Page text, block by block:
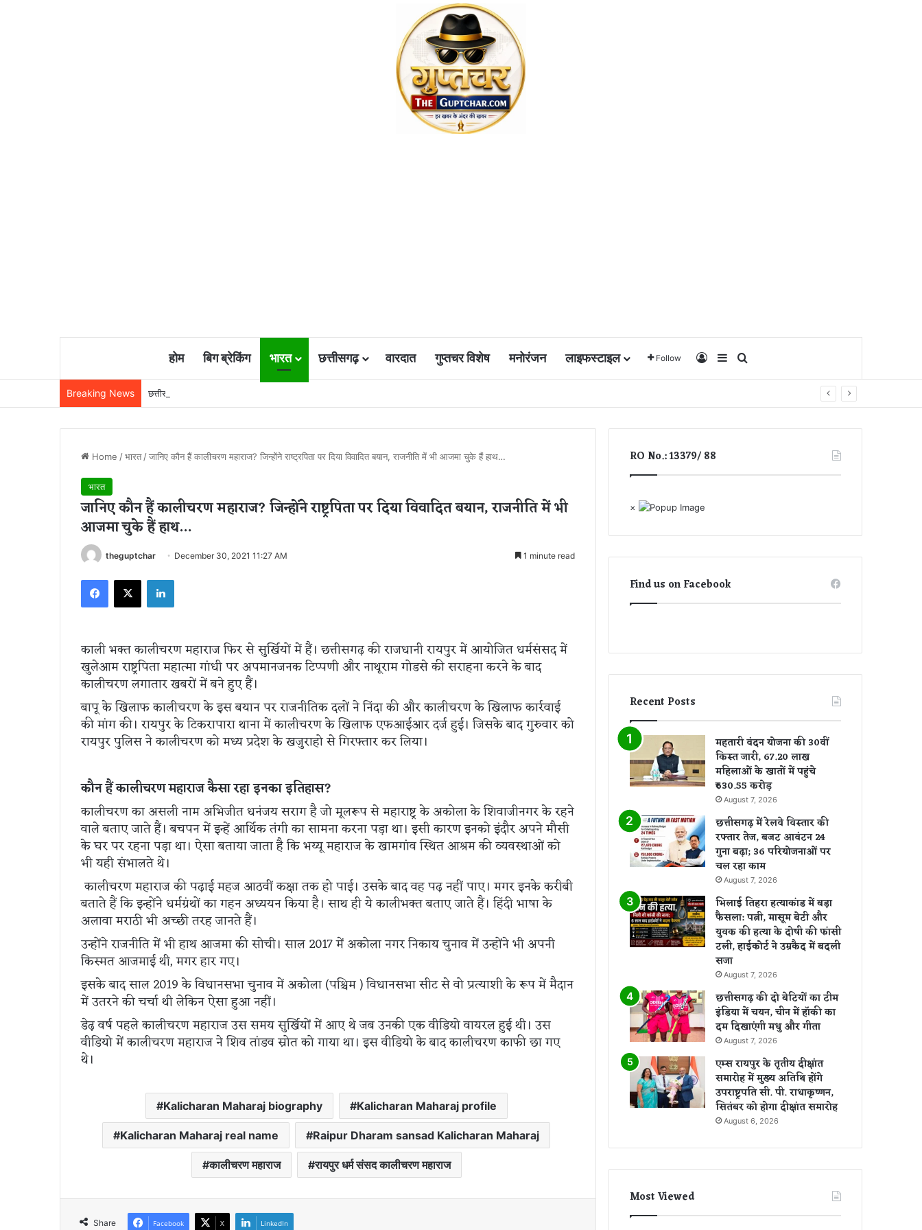
होम बिग ब्रेकिंग भारत छत्तीसगढ़ वारदात गुप्तचर विशेष मनोरंजन लाइफस्टाइल Follow Log InSidebar
Breaking News छत्तीसगढ़ में रेलवे विस्तार की रफ्तार तेज, बजट आवंटन 24 गुना बढ़ा; 36 परियोजनाओं पर चल रहा काम
Home /भारत /जानिए कौन हैं कालीचरण महाराज? जिन्होंने राष्ट्रपिता पर दिया विवादित बयान, राजनीति में भी आजमा चुके हैं हाथ…
भारत
जानिए कौन हैं कालीचरण महाराज? जिन्होंने राष्ट्रपिता पर दिया विवादित बयान, राजनीति में भी
आजमा चुके हैं हाथ…
theguptchar December 30, 2021 11:27 AM 1 minute read
काली भक्त कालीचरण महाराज फिर से सुर्खियों में हैं। छत्तीसगढ़ की राजधानी रायपुर में आयोजित धर्मसंसद में
खुलेआम राष्ट्रपिता महात्मा गांधी पर अपमानजनक टिप्पणी और नाथूराम गोडसे की सराहना करने के बाद
कालीचरण लगातार खबरों में बने हुए हैं।
बापू के खिलाफ कालीचरण के इस बयान पर राजनीतिक दलों ने निंदा की और कालीचरण के खिलाफ कार्रवाई
की मांग की। रायपुर के टिकरापारा थाना में कालीचरण के खिलाफ एफआईआर दर्ज हुई। जिसके बाद गुरुवार को
रायपुर पुलिस ने कालीचरण को मध्य प्रदेश के खजुराहो से गिरफ्तार कर लिया।
कौन हैं कालीचरण महाराज कैसा रहा इनका इतिहास?
कालीचरण का असली नाम अभिजीत धनंजय सराग है जो मूलरूप से महाराष्ट्र के अकोला के शिवाजीनगर के रहने
वाले बताए जाते हैं। बचपन में इन्हें आर्थिक तंगी का सामना करना पड़ा था। इसी कारण इनको इंदौर अपने मौसी
के घर पर रहना पड़ा था। ऐसा बताया जाता है कि भय्यू महाराज के खामगांव स्थित आश्रम की व्यवस्थाओं को
भी यही संभालते थे।
कालीचरण महाराज की पढ़ाई महज आठवीं कक्षा तक हो पाई। उसके बाद वह पढ़ नहीं पाए। मगर इनके करीबी
बताते हैं कि इन्होंने धर्मग्रंथों का गहन अध्ययन किया है। साथ ही ये कालीभक्त बताए जाते हैं। हिंदी भाषा के
अलावा मराठी भी अच्छी तरह जानते हैं।
उन्होंने राजनीति में भी हाथ आजमा की सोची। साल 2017 में अकोला नगर निकाय चुनाव में उन्होंने भी अपनी
किस्मत आजमाई थी, मगर हार गए।
इसके बाद साल 2019 के विधानसभा चुनाव में अकोला (पश्चिम ) विधानसभा सीट से वो प्रत्याशी के रूप में मैदान
में उतरने की चर्चा थी लेकिन ऐसा हुआ नहीं।
डेढ़ वर्ष पहले कालीचरण महाराज उस समय सुर्खियों में आए थे जब उनकी एक वीडियो वायरल हुई थी। उस
वीडियो में कालीचरण महाराज ने शिव तांडव स्रोत को गाया था। इस वीडियो के बाद कालीचरण काफी छा गए
थे।
Kalicharan Maharaj biography Kalicharan Maharaj profile
Kalicharan Maharaj real name Raipur Dharam sansad Kalicharan Maharaj
कालीचरण महाराज रायपुर धर्म संसद कालीचरण महाराज
Share Facebook X LinkedIn
RO No.: 13379/ 88
×
Find us on Facebook
Recent Posts
महतारी वंदन योजना की 30वीं
किस्त जारी, 67.20 लाख
महिलाओं के खातों में पहुंचे
₹630.55 करोड़
August 7, 2026
छत्तीसगढ़ में रेलवे विस्तार की
रफ्तार तेज, बजट आवंटन 24
गुना बढ़ा; 36 परियोजनाओं पर
चल रहा काम
August 7, 2026
भिलाई तिहरा हत्याकांड में बड़ा
फैसला: पत्नी, मासूम बेटी और
युवक की हत्या के दोषी की फांसी
टली, हाईकोर्ट ने उम्रकैद में बदली
सजा
August 7, 2026
छत्तीसगढ़ की दो बेटियों का टीम
इंडिया में चयन, चीन में हॉकी का
दम दिखाएंगी मधु और गीता
August 7, 2026
एम्स रायपुर के तृतीय दीक्षांत
समारोह में मुख्य अतिथि होंगे
उपराष्ट्रपति सी. पी. राधाकृष्णन,
सितंबर को होगा दीक्षांत समारोह
August 6, 2026
Most Viewed